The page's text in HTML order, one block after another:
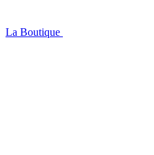
La Boutique